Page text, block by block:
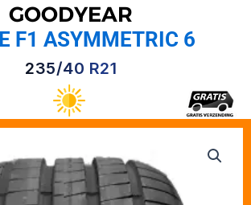
GOODYEAR
F1 ASYMMETRIC 6
235/40 R21